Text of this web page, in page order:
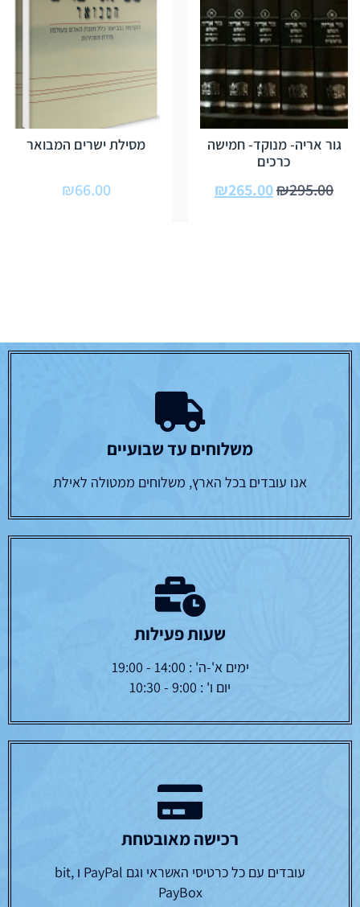
גור אריה- מנוקד- חמישה
כרכים
₪295.00
₪265.00
מסילת ישרים המבואר
₪66.00
משלוחים עד שבועיים
אנו עובדים בכל הארץ, משלוחים ממטולה לאילת
שעות פעילות
ימים א'-ה' : 14:00 - 19:00
יום ו' : 9:00 - 10:30
רכישה מאובטחת
עובדים עם כל כרטיסי האשראי וגם PayPal ו bit,
PayBox